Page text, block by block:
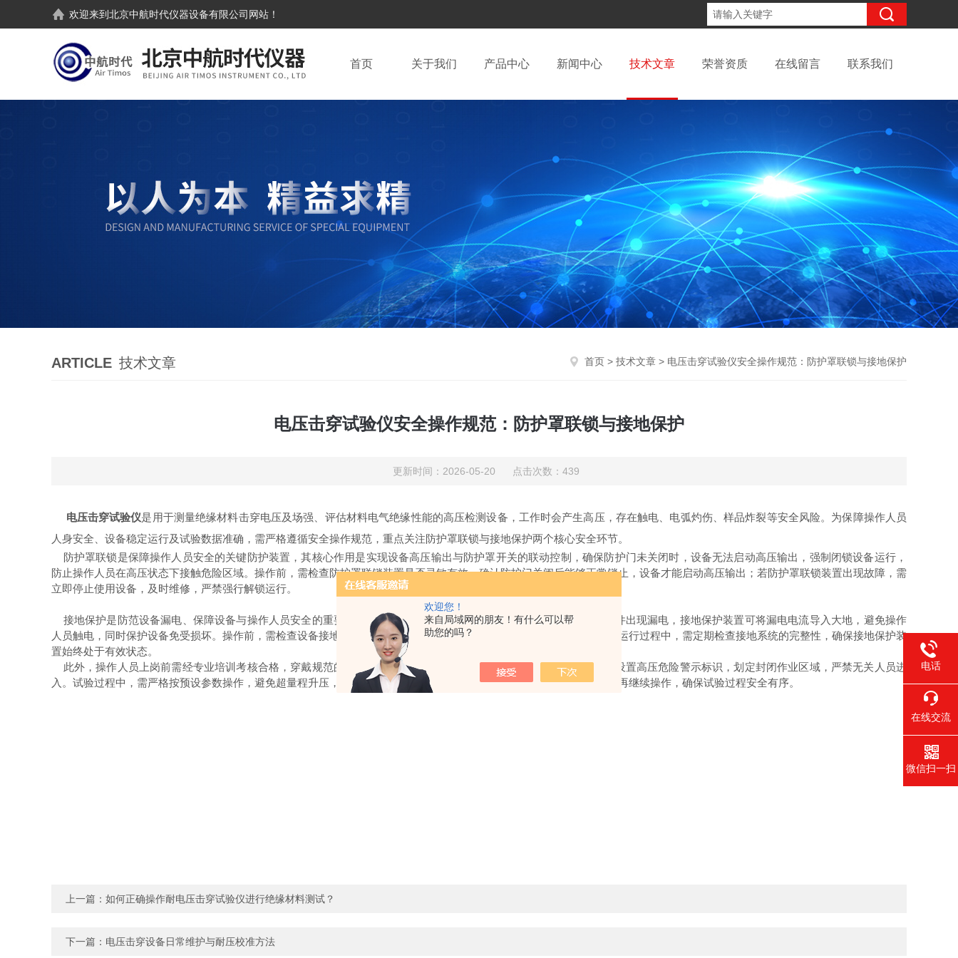
欢迎您！
来自局域网的朋友！有什么可以帮
助您的吗？
欢迎来到北京中航时代仪器设备有限公司 网站！
首页 关于我们 产品中心 新闻中心 技术文章 荣誉资质 在线留言 联系我们
ARTICLE 技术文章 首页 > 技术文章 > 电压击穿试验仪安全操作规范：防护罩联锁与接地保护
电压击穿试验仪安全操作规范：防护罩联锁与接地保护
更新时间：2026-05-20 点击次数：439
电压击穿试验仪是用于测量绝缘材料击穿电压及场强、评估材料电气绝缘性能的高压检测设备，工作时会产生高压，存在触电、电弧灼伤、样品炸裂等安全风险。为保障操作人员
人身安全、设备稳定运行及试验数据准确，需严格遵循安全操作规范，重点关注防护罩联锁与接地保护两个核心安全环节。
防护罩联锁是保障操作人员安全的关键防护装置，其核心作用是实现设备高压输出与防护罩开关的联动控制，确保防护门未关闭时，设备无法启动高压输出，强制闭锁设备运行，
防止操作人员在高压状态下接触危险区域。操作前，需检查防护罩联锁装置是否灵敏有效，确认防护门关闭后能够正常锁止，设备才能启动高压输出；若防护罩联锁装置出现故障，需
立即停止使用设备，及时维修，严禁强行解锁运行。
接地保护是防范设备漏电、保障设备与操作人员安全的重要措施，电压击穿试验仪运行过程中，若设备外壳或高压部件出现漏电，接地保护装置可将漏电电流导入大地，避免操作
人员触电，同时保护设备免受损坏。操作前，需检查设备接地是否牢固，接地线规格符合标准，无破损、松动现象；设备运行过程中，需定期检查接地系统的完整性，确保接地保护装
置始终处于有效状态。
此外，操作人员上岗前需经专业培训考核合格，穿戴规范的劳保用品，严禁穿戴潮湿衣物、金属饰品等。试验现场需设置高压危险警示标识，划定封闭作业区域，严禁无关人员进
入。试验过程中，需严格按预设参数操作，避免超量程升压，若发现设备异常，立即按下急停开关切断电源，排查故障后再继续操作，确保试验过程安全有序。
上一篇： 如何正确操作耐电压击穿试验仪进行绝缘材料测试？
下一篇： 电压击穿设备日常维护与耐压校准方法
电话
在线交流
微信扫一扫